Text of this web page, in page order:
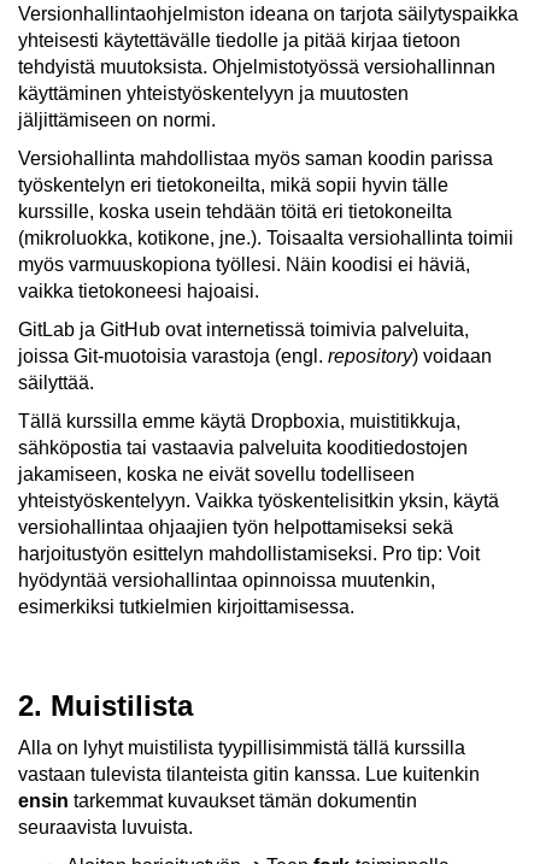
Versionhallintaohjelmiston ideana on tarjota säilytyspaikka
yhteisesti käytettävälle tiedolle ja pitää kirjaa tietoon
tehdyistä muutoksista. Ohjelmistotyössä versiohallinnan
käyttäminen yhteistyöskentelyyn ja muutosten
jäljittämiseen on normi.
Versiohallinta mahdollistaa myös saman koodin parissa
työskentelyn eri tietokoneilta, mikä sopii hyvin tälle
kurssille, koska usein tehdään töitä eri tietokoneilta
(mikroluokka, kotikone, jne.). Toisaalta versiohallinta toimii
myös varmuuskopiona työllesi. Näin koodisi ei häviä,
vaikka tietokoneesi hajoaisi.
GitLab ja GitHub ovat internetissä toimivia palveluita,
joissa Git-muotoisia varastoja (engl. repository) voidaan
säilyttää.
Tällä kurssilla emme käytä Dropboxia, muistitikkuja,
sähköpostia tai vastaavia palveluita kooditiedostojen
jakamiseen, koska ne eivät sovellu todelliseen
yhteistyöskentelyyn. Vaikka työskentelisitkin yksin, käytä
versiohallintaa ohjaajien työn helpottamiseksi sekä
harjoitustyön esittelyn mahdollistamiseksi. Pro tip: Voit
hyödyntää versiohallintaa opinnoissa muutenkin,
esimerkiksi tutkielmien kirjoittamisessa.
2. Muistilista
Alla on lyhyt muistilista tyypillisimmistä tällä kurssilla
vastaan tulevista tilanteista gitin kanssa. Lue kuitenkin
ensin tarkemmat kuvaukset tämän dokumentin
seuraavista luvuista.